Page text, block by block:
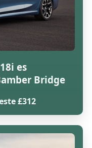
es
Bridge
£312